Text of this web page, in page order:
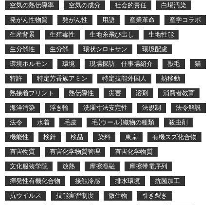
空気の熱伝導率
空気の成分 社会的責任
白場汚染
発がん性物質
発がん性 用語 産業革命
産学コラボ
生産背景
生殖毒性 生地糸飛び出し
生地性能
生分解性
生分解 環状シロキサン
環境配慮
環境ホルモン
環境 現場探訪 仕事場紹介 獣毛
猫
特許
特定芳香族アミン 特定技能外国人
熱移動
熱接着プリント
熱伝導性 災害 溶剤
消費者教育
海洋汚染
浮き輪 洗濯寸法安定性 法規制
法令解説
法令
水着 毛皮 毛(ウール)織物の種類
殺虫剤
機能性
検針 検品 染料 東京
有機スズ化合物
有害物質
有害化学物質管理
有害化学物質
文化服装学院
放熱 摩擦溶融
摩擦帯電序列
揮発性有機化合物
接触冷感 排水環境
抗菌加工
抗ウイルス
技能実習制度 微生物
引き裂き